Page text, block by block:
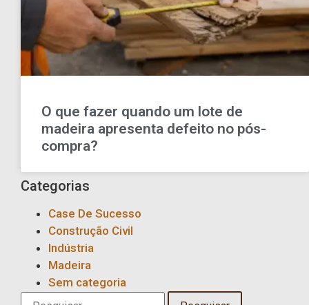
O que fazer quando um lote de
madeira apresenta defeito no pós-
compra?
Categorias
Case De Sucesso
Construção Civil
Indústria
Madeira
Sem categoria